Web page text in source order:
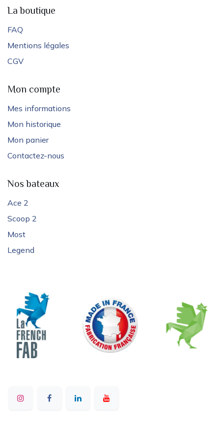
La boutique
FAQ
Mentions légales
CGV
Mon compte
Mes informations
Mon historique
Mon panier
Contactez-nous
Nos bateaux
Ace 2
Scoop 2
Most
Legend